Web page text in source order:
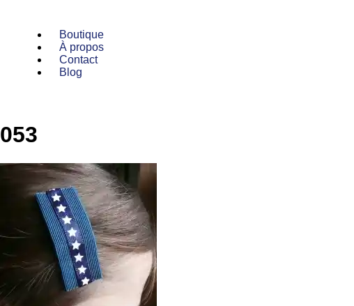
Boutique
À propos
Contact
Blog
053